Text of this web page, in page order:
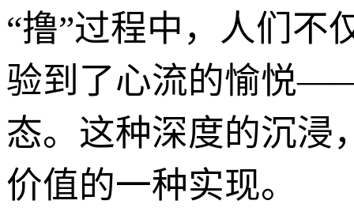
“撸”过程中，人们不
验到了心流的愉悦
态。这种深度的沉浸
价值的一种实现。